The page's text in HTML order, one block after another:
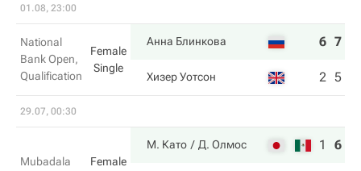
01.08, 23:00
National
Bank Open,
Qualification
Female
Single
Анна Блинкова 6 7
Хизер Уотсон 2 5
29.07, 00:30
Mubadala
Female
М. Като Д. Олмос 1 6